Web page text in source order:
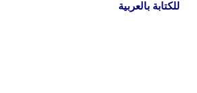
للكتابة بالعربية